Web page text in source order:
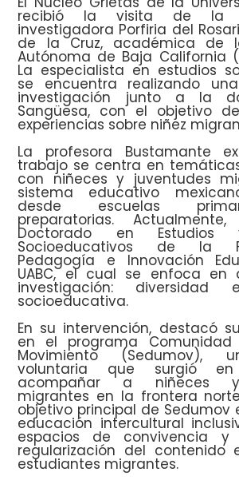
recibió la visita de la
investigadora Porfiria del
de la Cruz, académica de
Autónoma de Baja California
La especialista en estudios
se encuentra realizando
investigación junto a la
Sangüesa, con el objetivo
experiencias sobre niñez
La profesora Bustamante
trabajo se centra en
con niñeces y juventudes
sistema educativo
desde escuelas
preparatorias.
Doctorado en Estudios
Socioeducativos de la
Pedagogía e Innovación
UABC, el cual se enfoca en
investigación: diversidad
socioeducativa.
En su intervención, destacó
en el programa Comunidad
Movimiento (Sedumov),
voluntaria que surgió
acompañar a niñeces y
migrantes en la frontera
objetivo principal de Sedumov
educación intercultural
espacios de convivencia y
regularización del contenido
estudiantes migrantes.